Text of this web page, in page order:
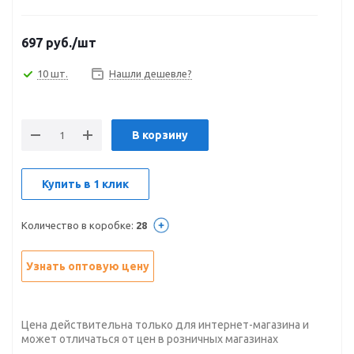
697 руб./шт
10 шт. Нашли дешевле?
В корзину
Купить в 1 клик
Количество в коробке: 28
Узнать оптовую цену
Цена действительна только для интернет-магазина и
может отличаться от цен в розничных магазинах